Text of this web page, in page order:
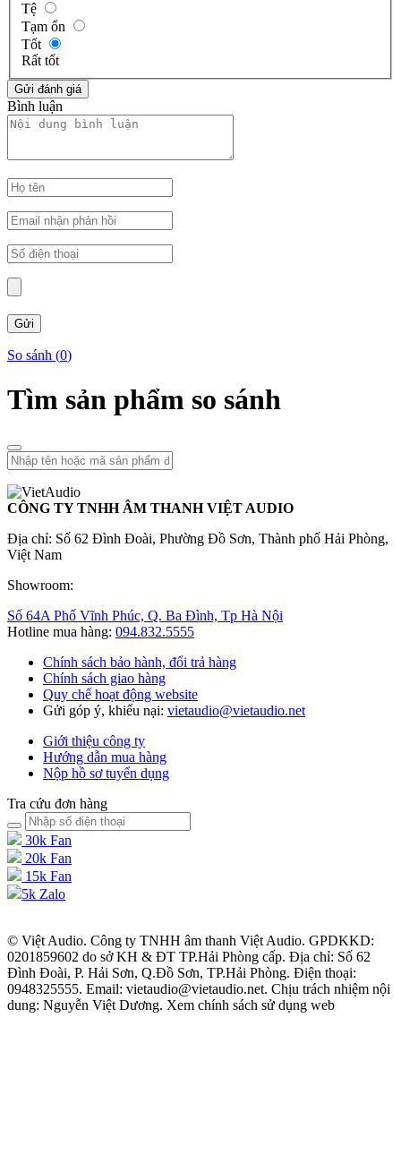
Tệ
Tạm ổn
Tốt
Rất tốt
Bình luận
So sánh (0)
Tìm sản phẩm so sánh
CÔNG TY TNHH ÂM THANH VIỆT AUDIO
Địa chỉ: Số 62 Đình Đoài, Phường Đồ Sơn, Thành phố Hải Phòng,
Việt Nam
Showroom:
Số 64A Phố Vĩnh Phúc, Q. Ba Đình, Tp Hà Nội
Hotline mua hàng: 094.832.5555
Chính sách bảo hành, đổi trả hàng
Chính sách giao hàng
Quy chế hoạt động website
Gửi góp ý, khiếu nại: vietaudio@vietaudio.net
Giới thiệu công ty
Hướng dẫn mua hàng
Nộp hồ sơ tuyển dụng
Tra cứu đơn hàng
30k Fan
20k Fan
15k Fan
5k Zalo
© Việt Audio. Công ty TNHH âm thanh Việt Audio. GPDKKD:
0201859602 do sở KH & ĐT TP.Hải Phòng cấp. Địa chỉ: Số 62
Đình Đoài, P. Hải Sơn, Q.Đồ Sơn, TP.Hải Phòng. Điện thoại:
0948325555. Email: vietaudio@vietaudio.net. Chịu trách nhiệm nội
dung: Nguyễn Việt Dương. Xem chính sách sử dụng web